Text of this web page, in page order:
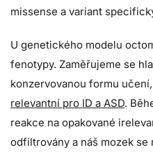
missense a variant
U genetického modelu
fenotypy. Zaměřujeme se
konzervovanou formu
relevantní pro ID a ASD.
reakce na opakované
odfiltrovány a náš mozek